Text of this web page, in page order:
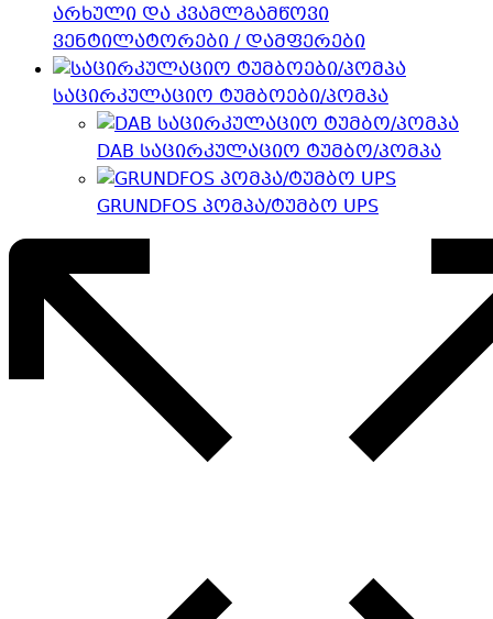
არხული და კვამლგამწოვი
ვენტილატორები / დამფერები
საცირკულაციო ტუმბოები/პომპა
DAB საცირკულაციო ტუმბო/პომპა
GRUNDFOS პომპა/ტუმბო UPS